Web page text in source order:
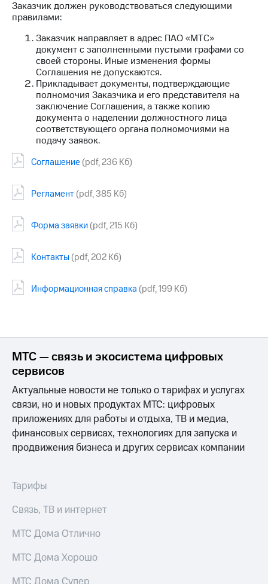
Порядок
выкупа
Дивиденды
Рынок
облигаций
Описание
Еврооблигации-2023
Уведомление
о
погашении
именных
облигаций
Другое
Регистратор
развитие
На главную
Заказчик должен руководствоваться следующими
правилами:
Заказчик направляет в адрес ПАО «МТС»
документ с заполненными пустыми графами со
своей стороны. Иные изменения формы
Соглашения не допускаются.
Прикладывает документы, подтверждающие
полномочия Заказчика и его представителя на
заключение Соглашения, а также копию
документа о наделении должностного лица
соответствующего органа полномочиями на
подачу заявок.
Соглашение(pdf, 236 Кб)
Регламент(pdf, 385 Кб)
Форма заявки(pdf, 215 Кб)
Контакты(pdf, 202 Кб)
Информационная справка (pdf, 199 Кб)
МТС — связь и экосистема цифровых
сервисов
Актуальные новости не только о тарифах и услугах
связи, но и новых продуктах МТС: цифровых
приложениях для работы и отдыха, ТВ и медиа,
финансовых сервисах, технологиях для запуска и
продвижения бизнеса и других сервисах компании
Тарифы
Связь, ТВ и интернет
МТС Дома Отлично
МТС Дома Хорошо